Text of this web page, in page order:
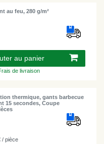
au feu, 280 g/m²
au panier
de livraison
thermique, gants barbecue
15 secondes, Coupe
/ pièce